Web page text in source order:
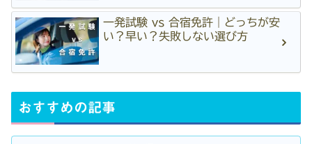
一発試験 vs 合宿免許｜どっちが安
い？早い？失敗しない選び方
おすすめの記事